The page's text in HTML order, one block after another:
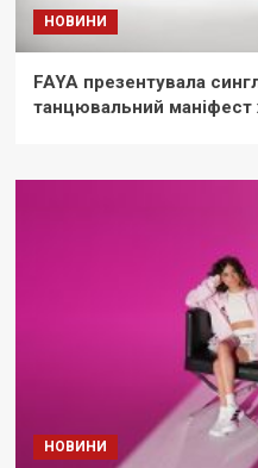
НОВИНИ
FAYA презентувала
танцювальний маніфест
НОВИНИ